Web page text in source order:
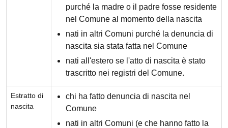
purché la madre o il padre fosse residente
nel Comune al momento della nascita
nati in altri Comuni purché la denuncia di
nascita sia stata fatta nel Comune
nati all'estero se l'atto di nascita è stato
trascritto nei registri del Comune.
Estratto di
nascita
chi ha fatto denuncia di nascita nel
Comune
nati in altri Comuni (e che hanno fatto la